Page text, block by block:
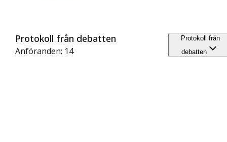
Protokoll från debatten
Anföranden: 14
Protokoll från
debatten